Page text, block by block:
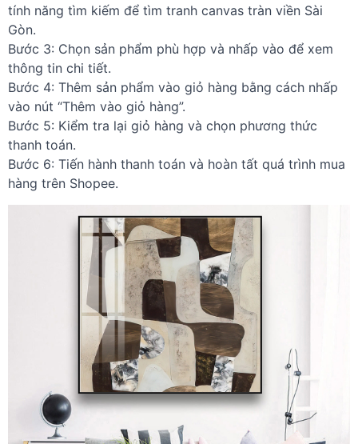
tính năng tìm kiếm để tìm tranh canvas tràn viền Sài
Gòn.
Bước 3: Chọn sản phẩm phù hợp và nhấp vào để xem
thông tin chi tiết.
Bước 4: Thêm sản phẩm vào giỏ hàng bằng cách nhấp
vào nút “Thêm vào giỏ hàng”.
Bước 5: Kiểm tra lại giỏ hàng và chọn phương thức
thanh toán.
Bước 6: Tiến hành thanh toán và hoàn tất quá trình mua
hàng trên Shopee.